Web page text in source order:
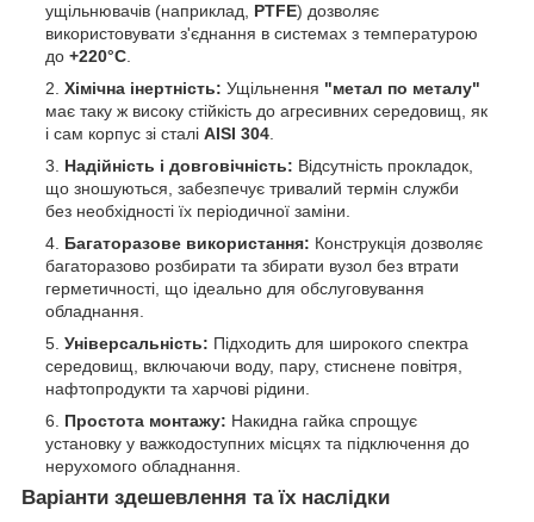
ущільнювачів (наприклад, PTFE) дозволяє
використовувати з'єднання в системах з температурою
до +220°C
Хімічна інертність: Ущільнення "метал по металу"
має таку ж високу стійкість до агресивних середовищ, як
і сам корпус зі сталі AISI 304
Надійність і довговічність: Відсутність прокладок,
що зношуються, забезпечує тривалий термін служби
без необхідності їх періодичної заміни.
Багаторазове використання: Конструкція дозволяє
багаторазово розбирати та збирати вузол без втрати
герметичності, що ідеально для обслуговування
обладнання.
Універсальність: Підходить для широкого спектра
середовищ, включаючи воду, пару, стиснене повітря,
нафтопродукти та харчові рідини.
Простота монтажу: Накидна гайка спрощує
установку у важкодоступних місцях та підключення до
нерухомого обладнання.
Варіанти здешевлення та їх наслідки